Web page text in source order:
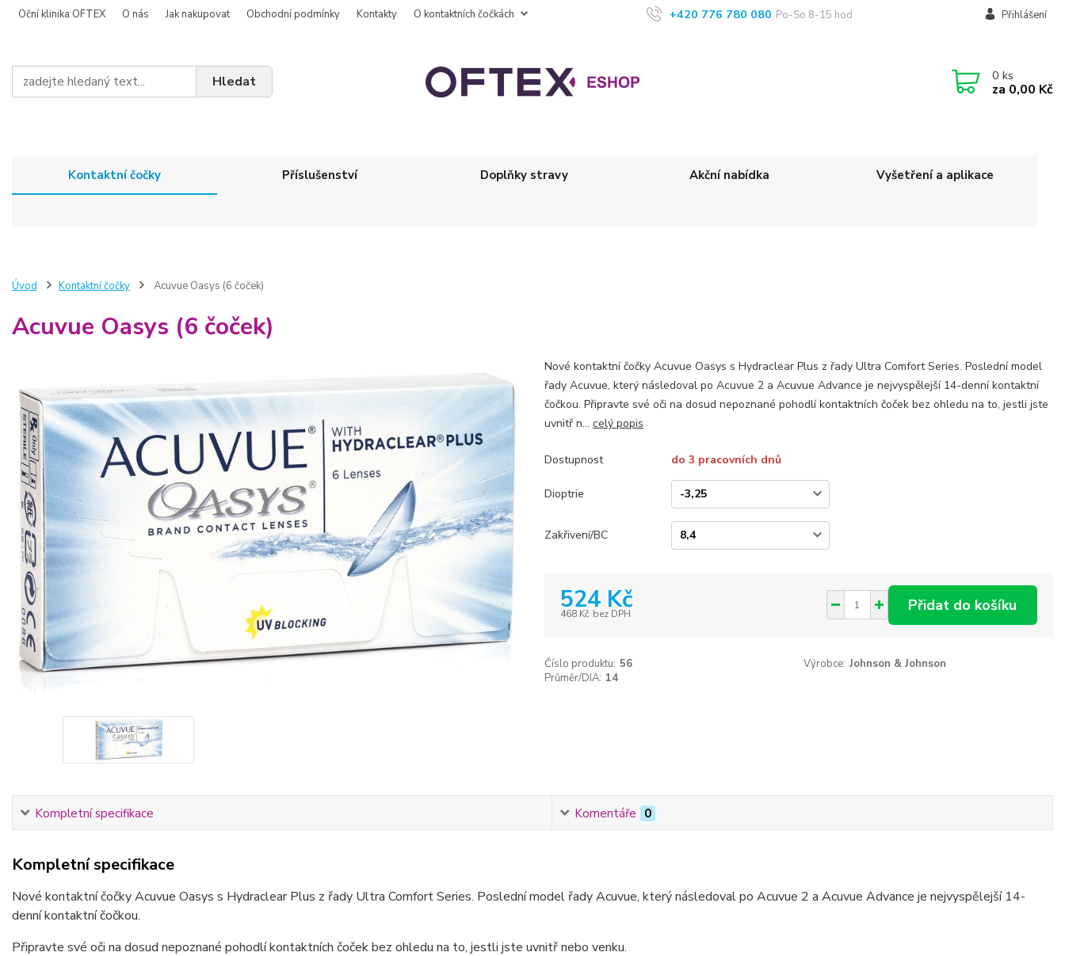
Oční klinika OFTEX O nás Jak nakupovat Obchodní podmínky Kontakty O kontaktních čočkách Přihlášení
Hledat
+420 776 780 080 Po-So 8-15 hod
0 ks
za 0,00 Kč
Kontaktní čočky Příslušenství Doplňky stravy Akční nabídka Vyšetření a aplikace
Úvod Kontaktní čočky Acuvue Oasys (6 čoček)
Acuvue Oasys (6 čoček)
Nové kontaktní čočky Acuvue Oasys s Hydraclear Plus z řady Ultra Comfort Series. Poslední model
řady Acuvue, který následoval po Acuvue 2 a Acuvue Advance je nejvyspělejší 14-denní kontaktní
čočkou. Připravte své oči na dosud nepoznané pohodlí kontaktních čoček bez ohledu na to, jestli jste
uvnitř n... celý popis
Dostupnost do 3 pracovních dnů
Dioptrie
Zakřivení/BC
524 Kč
468 Kč bez DPH Přidat do košíku
Číslo produktu: 56 Výrobce: Johnson & Johnson
Průměr/DIA: 14
Kompletní specifikace Komentáře 0
Kompletní specifikace
Nové kontaktní čočky Acuvue Oasys s Hydraclear Plus z řady Ultra Comfort Series. Poslední model řady Acuvue, který následoval po Acuvue 2 a Acuvue Advance je nejvyspělejší 14-
denní kontaktní čočkou.
Připravte své oči na dosud nepoznané pohodlí kontaktních čoček bez ohledu na to, jestli jste uvnitř nebo venku.